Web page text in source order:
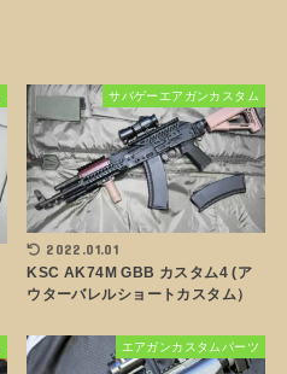
サバゲーエアガンカスタム
2022.01.01
KSC AK74M GBB カスタム4 (ア
ウターバレルショートカスタム）
エアガンカスタムパーツ